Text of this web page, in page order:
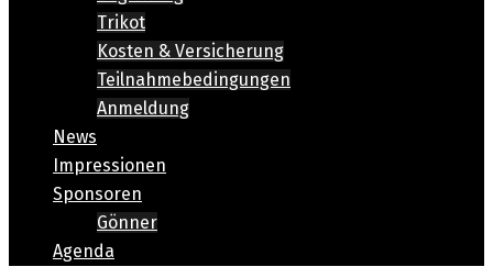
Trikot
Kosten & Versicherung
Teilnahmebedingungen
Anmeldung
News
Impressionen
Sponsoren
Gönner
Agenda